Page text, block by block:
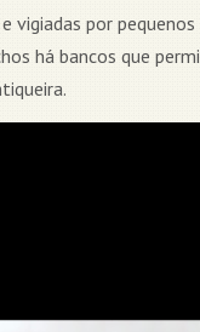
vigiadas por
há bancos que